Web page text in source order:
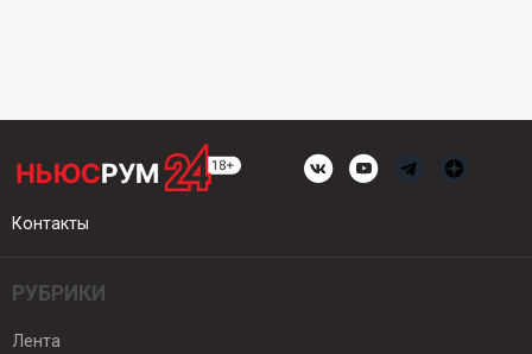
Контакты
РУБРИКИ
Лента